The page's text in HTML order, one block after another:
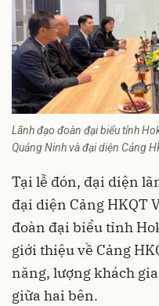
Lãnh đạo đoàn đại biểu tỉnh
Quảng Ninh và đại diện Cảng
Tại lễ đón, đại diện
đại diện Cảng HKQT
đoàn đại biểu tỉnh
giới thiệu về Cảng
năng, lượng khách
giữa hai bên.